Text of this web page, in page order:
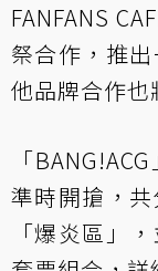
FANFANS
祭合作，推
他品牌合作也
「
準時開搶，
「爆炎區」